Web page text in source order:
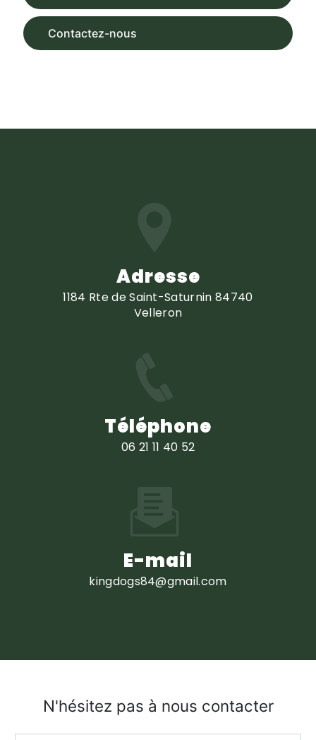
Contactez-nous
Adresse
1184 Rte de Saint-Saturnin 84740
Velleron
Téléphone
06 21 11 40 52
E-mail
kingdogs84@gmail.com
N'hésitez pas à nous contacter